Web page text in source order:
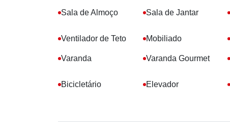
Sala de Almoço Sala de Jantar
Ventilador de Teto Mobiliado
Varanda Varanda Gourmet
Bicicletário Elevador